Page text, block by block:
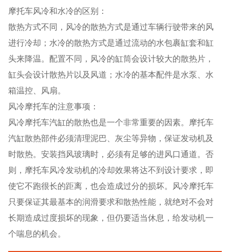
摩托车风冷和水冷的区别：
散热方式不同，风冷的散热方式是通过车辆行驶带来的风
进行冷却；水冷的散热方式是通过流动的水包裹缸套和缸
头来降温。配置不同，风冷的缸筒会设计较大的散热片，
缸头会设计散热片以及风道；水冷的基本配件是水泵、水
箱温控、风扇。
风冷摩托车的注意事项：
风冷摩托车汽缸的散热也是一个非常重要的因素。摩托车
汽缸散热部件必须清理泥巴、灰尘等异物，保证发动机及
时散热。安装挡风玻璃时，必须有足够的进风口通道。否
则，摩托车风冷发动机的冷却效果将达不到设计要求，即
使它不跑很长的距离，也会造成过分的损坏。风冷摩托车
只要保证其最基本的润滑要求和散热性能，就绝对不会对
长期造成过度损坏的现象，但仍要适当休息，给发动机一
个喘息的机会。